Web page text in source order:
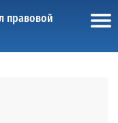
правовой